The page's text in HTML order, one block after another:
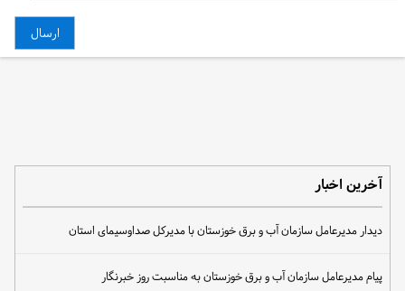
آخرین اخبار
دیدار مدیرعامل سازمان آب و برق خوزستان با مدیرکل صداوسیمای استان
پیام مدیرعامل سازمان آب و برق خوزستان به مناسبت روز خبرنگار